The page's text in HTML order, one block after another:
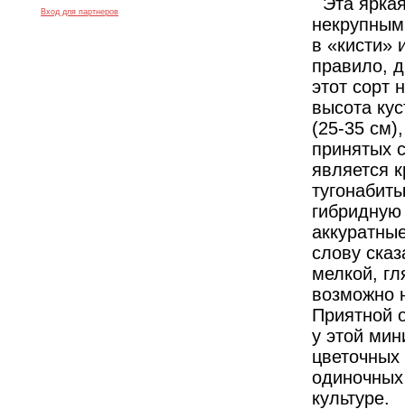
Вход для партнеров
в «кисти»
правило,
этот сорт
высота
(25-35
принятых
является
гибридную
слову
мелкой,
возможно
Приятной
у этой
культуре.